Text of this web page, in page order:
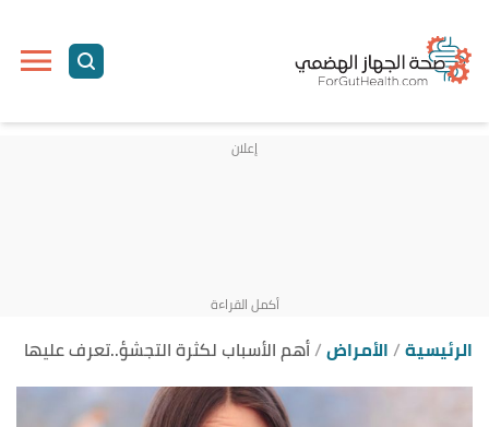
الرئيسية الأمراض أهم الأسباب لكثرة التجشؤ..تعرف عليها